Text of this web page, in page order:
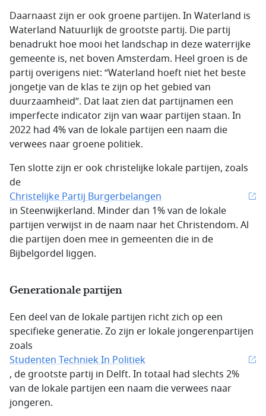
Daarnaast zijn er ook groene partijen. In Waterland is
Waterland Natuurlijk de grootste partij. Die partij
benadrukt hoe mooi het landschap in deze waterrijke
gemeente is, net boven Amsterdam. Heel groen is de
partij overigens niet: “Waterland hoeft niet het beste
jongetje van de klas te zijn op het gebied van
duurzaamheid”. Dat laat zien dat partijnamen een
imperfecte indicator zijn van waar partijen staan. In
2022 had 4% van de lokale partijen een naam die
verwees naar groene politiek.
Ten slotte zijn er ook christelijke lokale partijen, zoals
de
Christelijke Partij Burgerbelangen
in Steenwijkerland. Minder dan 1% van de lokale
partijen verwijst in de naam naar het Christendom. Al
die partijen doen mee in gemeenten die in de
Bijbelgordel liggen.
Generationale partijen
Een deel van de lokale partijen richt zich op een
specifieke generatie. Zo zijn er lokale jongerenpartijen
zoals
Studenten Techniek In Politiek
, de grootste partij in Delft. In totaal had slechts 2%
van de lokale partijen een naam die verwees naar
jongeren.